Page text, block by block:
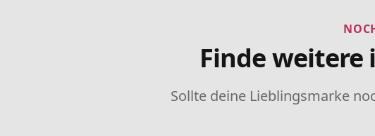
Finde
Sollte deine Lieblingsmarke